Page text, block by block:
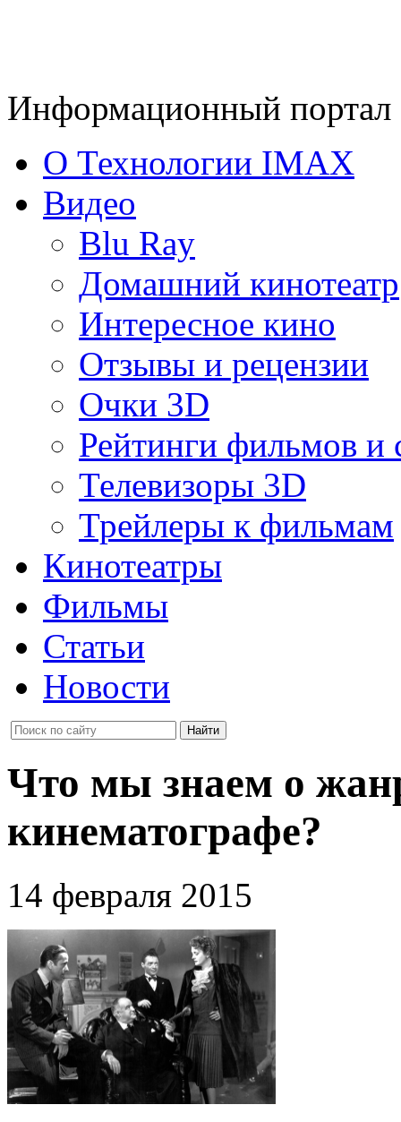
Информационный портал
О Технологии IMAX
Видео
Blu Ray
Домашний кинотеатр
Интересное кино
Отзывы и рецензии
Очки 3D
Рейтинги фильмов и
Телевизоры 3D
Трейлеры к фильмам
Кинотеатры
Фильмы
Статьи
Новости
Что мы знаем о
кинематографе?
14 февраля 2015